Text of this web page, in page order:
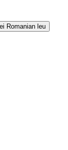
Romanian leu